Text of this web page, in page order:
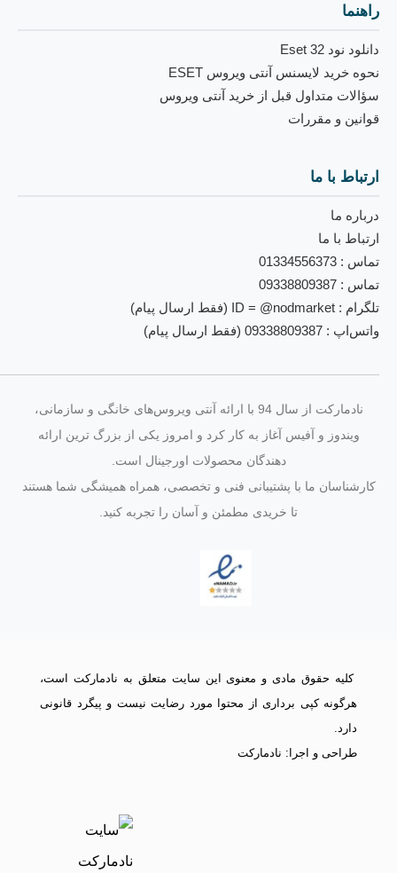
راهنما
دانلود نود 32 Eset
نحوه خرید لایسنس آنتی ویروس ESET
سؤالات متداول قبل از خرید آنتی ویروس
قوانین و مقررات
ارتباط با ما
درباره ما
ارتباط با ما
تماس : 01334556373
تماس : 09338809387
تلگرام : ID = @nodmarket (فقط ارسال پیام)
واتس‌اپ : 09338809387 (فقط ارسال پیام)
نادمارکت از سال 94 با ارائه آنتی‌ ویروس‌های خانگی و سازمانی،
ویندوز و آفیس آغاز به کار کرد و امروز یکی از بزرگ‌ ترین ارائه‌
دهندگان محصولات اورجینال است.
کارشناسان ما با پشتیبانی فنی و تخصصی، همراه همیشگی شما هستند
تا خریدی مطمئن و آسان را تجربه کنید.
کلیه حقوق مادی و معنوی این سایت متعلق به نادمارکت است،
هرگونه کپی برداری از محتوا مورد رضایت نیست و پیگرد قانونی
دارد.
طراحی و اجرا: نادمارکت